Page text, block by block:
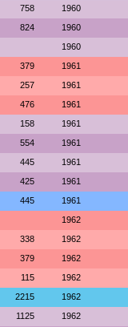
758 1960
824 1960
1960
379 1961
257 1961
476 1961
158 1961
554 1961
445 1961
425 1961
445 1961
1962
338 1962
379 1962
115 1962
2215 1962
1125 1962